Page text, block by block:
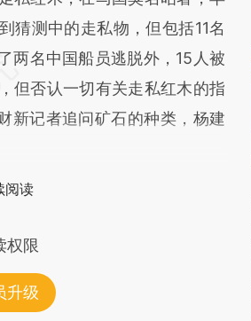
猜测中的走私物，但包括11名
两名中国船员逃脱外，15人被
但否认一切有关走私红木的指
新记者追问矿石的种类，杨建
阅读
权限
升级